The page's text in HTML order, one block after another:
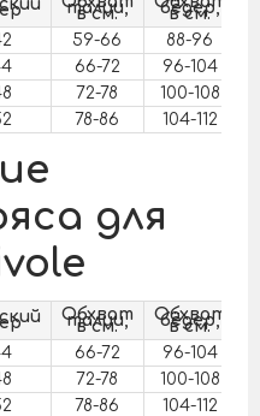
талии,
в см. бёдер,
в см.
59-66
88-96
66-72
96-104
72-78
100-108
78-86 104-112
для
Обхват
талии,
в см.
Обхват
бёдер,
в см.
66-72
96-104
72-78
100-108
78-86 104-112